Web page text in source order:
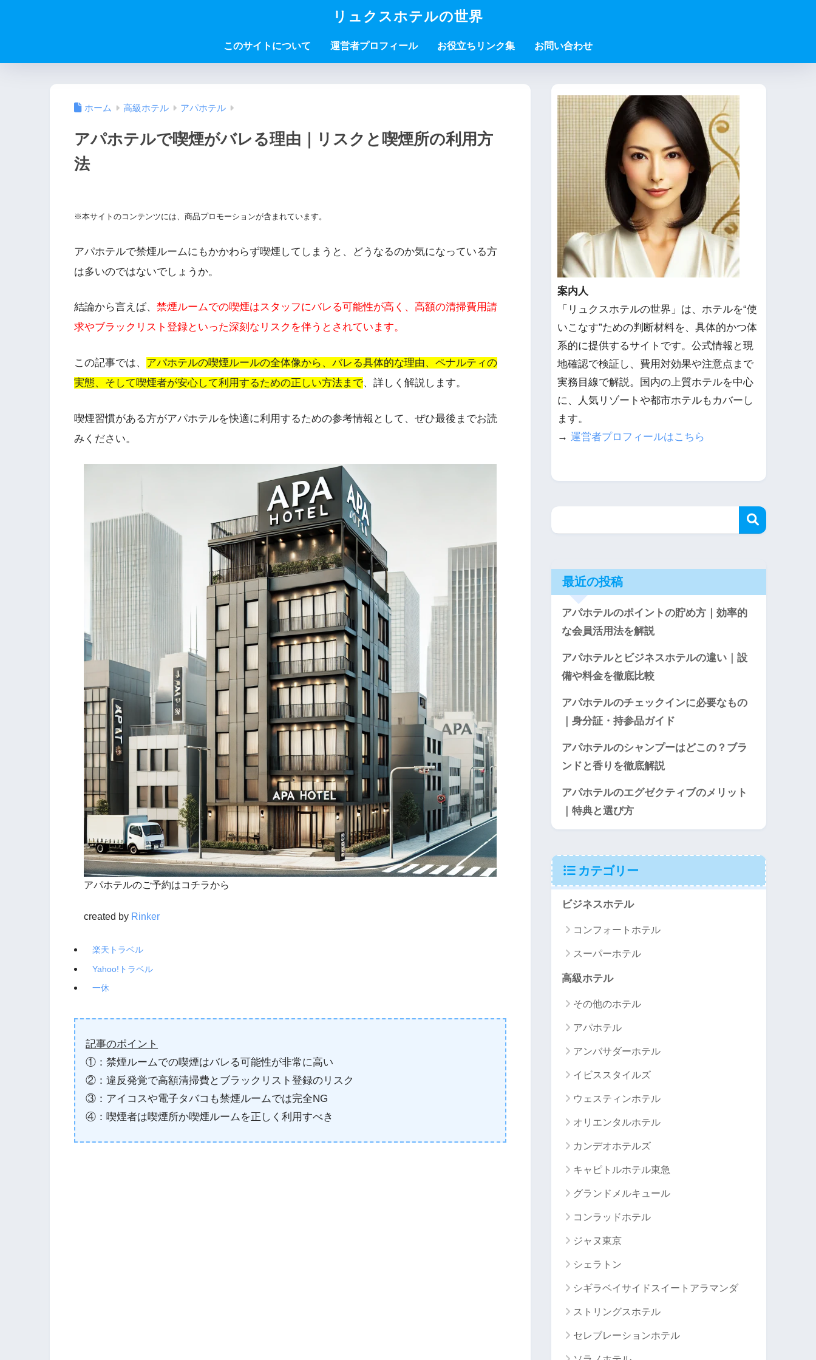
リュクスホテルの世界
このサイトについて 運営者プロフィール お役立ちリンク集 お問い合わせ
ホーム 高級ホテル アパホテル
アパホテルで喫煙がバレる理由｜リスクと喫煙所の利用方
法
※本サイトのコンテンツには、商品プロモーションが含まれています。
アパホテルで禁煙ルームにもかかわらず喫煙してしまうと、どうなるのか気になっている方
は多いのではないでしょうか。
結論から言えば、 禁煙ルームでの喫煙はスタッフにバレる可能性が高く、高額の清掃費用請
求やブラックリスト登録といった深刻なリスクを伴うとされています。
この記事では、 アパホテルの喫煙ルールの全体像から、バレる具体的な理由、ペナルティの
実態、そして喫煙者が安心して利用するための正しい方法まで、詳しく解説します。
喫煙習慣がある方がアパホテルを快適に利用するための参考情報として、ぜひ最後までお読
みください。
アパホテルのご予約はコチラから
created by Rinker
楽天トラベル
Yahoo!トラベル
一休
記事のポイント
①：禁煙ルームでの喫煙はバレる可能性が非常に高い
②：違反発覚で高額清掃費とブラックリスト登録のリスク
③：アイコスや電子タバコも禁煙ルームでは完全NG
④：喫煙者は喫煙所か喫煙ルームを正しく利用すべき
案内人
「リュクスホテルの世界」は、ホテルを“使
いこなす”ための判断材料を、具体的かつ体
系的に提供するサイトです。公式情報と現
地確認で検証し、費用対効果や注意点まで
実務目線で解説。国内の上質ホテルを中心
に、人気リゾートや都市ホテルもカバーし
ます。
→ 運営者プロフィールはこちら
最近の投稿
アパホテルのポイントの貯め方｜効率的
な会員活用法を解説
アパホテルとビジネスホテルの違い｜設
備や料金を徹底比較
アパホテルのチェックインに必要なもの
｜身分証・持参品ガイド
アパホテルのシャンプーはどこの？ブラ
ンドと香りを徹底解説
アパホテルのエグゼクティブのメリット
｜特典と選び方
カテゴリー
ビジネスホテル
コンフォートホテル
スーパーホテル
高級ホテル
その他のホテル
アパホテル
アンバサダーホテル
イビススタイルズ
ウェスティンホテル
オリエンタルホテル
カンデオホテルズ
キャピトルホテル東急
グランドメルキュール
コンラッドホテル
ジャヌ東京
シェラトン
シギラベイサイドスイートアラマンダ
ストリングスホテル
セレブレーションホテル